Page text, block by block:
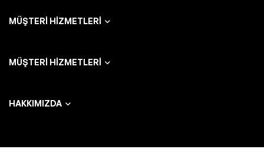
MÜŞTERI HIZMETLERI
MÜŞTERI HIZMETLERI
HAKKIMIZDA